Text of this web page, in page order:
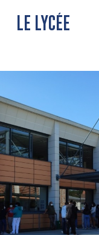
LE LYCÉE